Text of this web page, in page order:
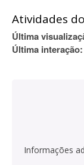
Atividades
Última
Última interação:
Informações